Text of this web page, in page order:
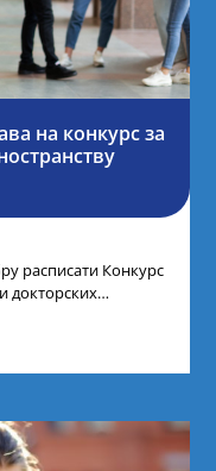
на конкурс за
расписати Конкурс
докторских